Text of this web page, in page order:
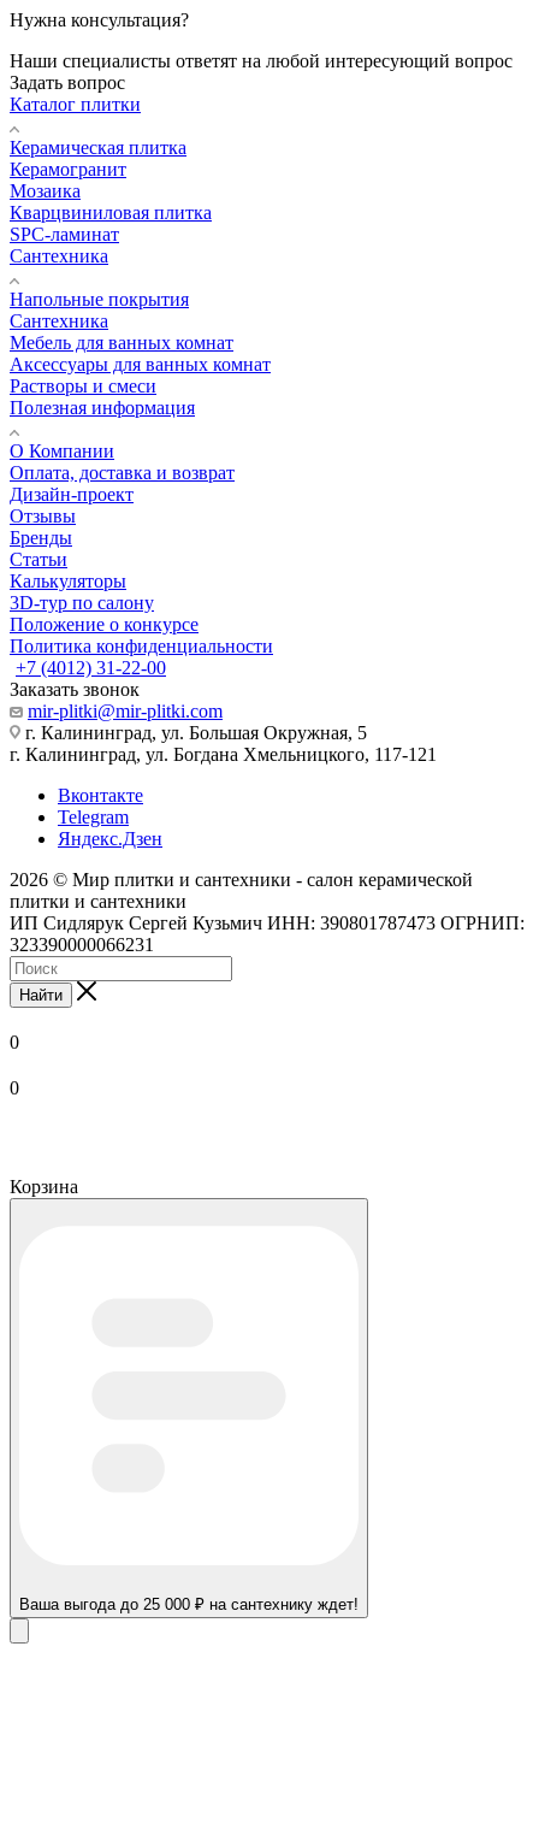
Нужна консультация?
Наши специалисты ответят на любой интересующий вопрос
Задать вопрос
Каталог плитки
Керамическая плитка
Керамогранит
Мозаика
Кварцвиниловая плитка
SPC-ламинат
Сантехника
Напольные покрытия
Сантехника
Мебель для ванных комнат
Аксессуары для ванных комнат
Растворы и смеси
Полезная информация
О Компании
Оплата, доставка и возврат
Дизайн-проект
Отзывы
Бренды
Статьи
Калькуляторы
3D-тур по салону
Положение о конкурсе
Политика конфиденциальности
+7 (4012) 31-22-00
Заказать звонок
mir-plitki@mir-plitki.com
г. Калининград, ул. Большая Окружная, 5
г. Калининград, ул. Богдана Хмельницкого, 117-121
Вконтакте
Telegram
Яндекс.Дзен
2026 © Мир плитки и сантехники - салон керамической
плитки и сантехники
ИП Сидлярук Сергей Кузьмич ИНН: 390801787473 ОГРНИП:
323390000066231
Найти
0
0
Корзина
Ваша выгода до 25 000 ₽ на сантехнику ждет!